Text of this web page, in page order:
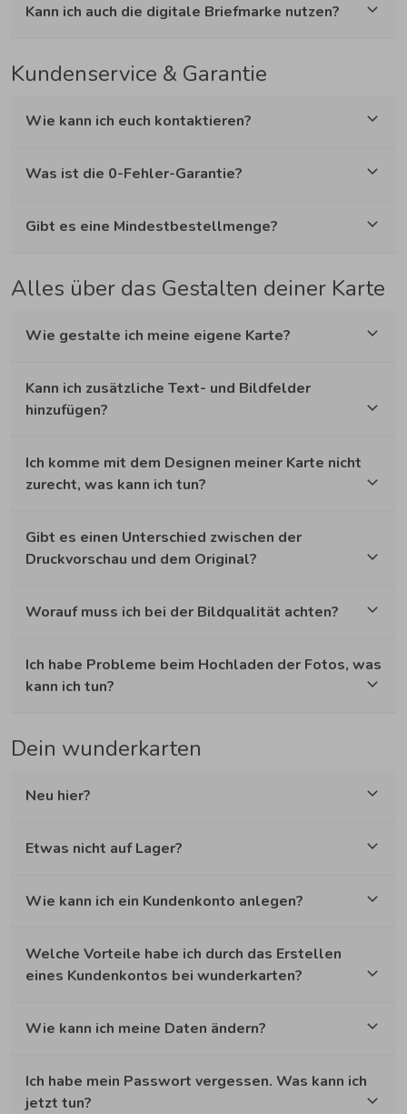
Kann ich auch die digitale Briefmarke nutzen?
Kundenservice & Garantie
Wie kann ich euch kontaktieren?
Was ist die 0-Fehler-Garantie?
Gibt es eine Mindestbestellmenge?
Alles über das Gestalten deiner Karte
Wie gestalte ich meine eigene Karte?
Kann ich zusätzliche Text- und Bildfelder
hinzufügen?
Ich komme mit dem Designen meiner Karte nicht
zurecht, was kann ich tun?
Gibt es einen Unterschied zwischen der
Druckvorschau und dem Original?
Worauf muss ich bei der Bildqualität achten?
Ich habe Probleme beim Hochladen der Fotos, was
kann ich tun?
Dein wunderkarten
Neu hier?
Etwas nicht auf Lager?
Wie kann ich ein Kundenkonto anlegen?
Welche Vorteile habe ich durch das Erstellen
eines Kundenkontos bei wunderkarten?
Wie kann ich meine Daten ändern?
Ich habe mein Passwort vergessen. Was kann ich
jetzt tun?